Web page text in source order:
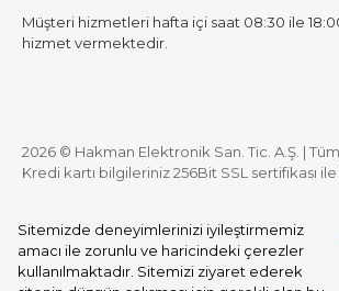
Sitemizde deneyimlerinizi iyileştirmemiz
amacı ile zorunlu ve haricindeki çerezler
kullanılmaktadır. Sitemizi ziyaret ederek
Müşteri hizmetleri hafta içi saat 08:30 ile
hizmet vermektedir.
2026 © Hakman Elektronik San. Tic. A.Ş. | Tüm
Kredi kartı bilgileriniz 256Bit SSL sertifikası